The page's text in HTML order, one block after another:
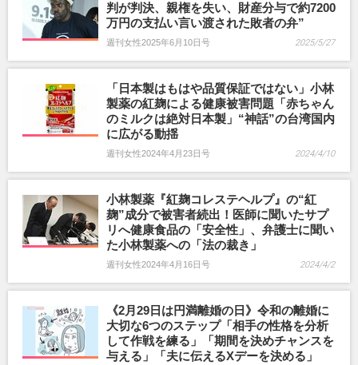
判が判決、親権を失い、財産分与で約7200
万円の支払い言い渡された敗者の弁”
週刊女性2025年6月10日号 2025/5/27
「日本製はもはや品質保証ではない」小林
製薬の紅麹による健康被害問題「赤ちゃん
のミルクは絶対日本製」“神話”の台湾国内
に広がる動揺
週刊女性2024年4月23日号 2024/4/10
小林製薬『紅麹コレステヘルプ』の“紅
麹”成分で被害者続出！医師に聞いたサプ
リへ健康食品の「安全性」、弁護士に聞い
た小林製薬への「法の裁き」
週刊女性2024年4月16日号 2024/4/2
《2月29日は円満離婚の日》令和の離婚に
大切な6つのステップ「相手の性格を分析
して作戦を練る」「期間を決めチャンスを
与える」「夫に伝えるXデーを決める」